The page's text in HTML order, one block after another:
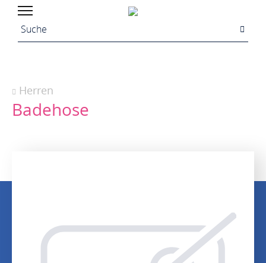
Herren
Badehose